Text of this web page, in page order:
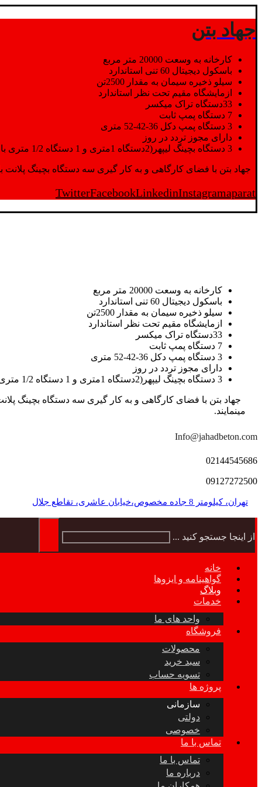
جهاد بتن
کارخانه به وسعت 20000 متر مربع
باسکول دیجیتال 60 تنی استاندارد
سیلو ذخیره سیمان به مقدار 2500تن
ازمایشگاه مقیم تحت نظر استاندارد
33دستگاه تراک میکسر
7 دستگاه پمپ ثابت
3 دستگاه پمپ دکل 36-42-52 متری
دارای مجوز تردد در روز
3 دستگاه بچینگ لیپهر(2دستگاه 1متری و 1 دستگاه 1/2 متری با توان تولید 150 متر مکعب در ساعت)
جهاد بتن با فضای کارگاهی و به کار گیری سه دستگاه بچینگ پلانت با ظرفیت 2500 تن در کنار پرسنل متخصص و پر تلاش واحدهای تولید و ازمایشگاه,بتن با کیفیت را برای واحد
TwitterFacebookLinkedinInstagramaparat
کارخانه به وسعت 20000 متر مربع
باسکول دیجیتال 60 تنی استاندارد
سیلو ذخیره سیمان به مقدار 2500تن
ازمایشگاه مقیم تحت نظر استاندارد
33دستگاه تراک میکسر
7 دستگاه پمپ ثابت
3 دستگاه پمپ دکل 36-42-52 متری
دارای مجوز تردد در روز
3 دستگاه بچینگ لیپهر(2دستگاه 1متری و 1 دستگاه 1/2 متری با توان تولید 150 متر مکعب در ساعت)
مینمایند.
Info@jahadbeton.com
02144545686
09127272500
تهران، کیلومتر 8 جاده مخصوص،خیابان عاشری، تقاطع جلال
از اینجا جستجو کنید ...
خانه
گواهینامه و ایزوها
وبلاگ
خدمات
واحد های ما
فروشگاه
محصولات
سبد خرید
تسویه حساب
پروژه ها
سازمانی
دولتی
خصوصی
تماس با ما
تماس با ما
درباره ما